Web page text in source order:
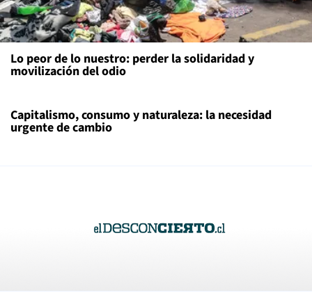
Lo peor de lo nuestro: perder la solidaridad y
movilización del odio
Capitalismo, consumo y naturaleza: la necesidad
urgente de cambio